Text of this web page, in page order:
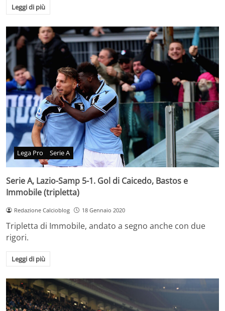
Leggi di più
Lega Pro Serie A
Serie A, Lazio-Samp 5-1. Gol di Caicedo, Bastos e
Immobile (tripletta)
Redazione Calcioblog 18 Gennaio 2020
Tripletta di Immobile, andato a segno anche con due
rigori.
Leggi di più